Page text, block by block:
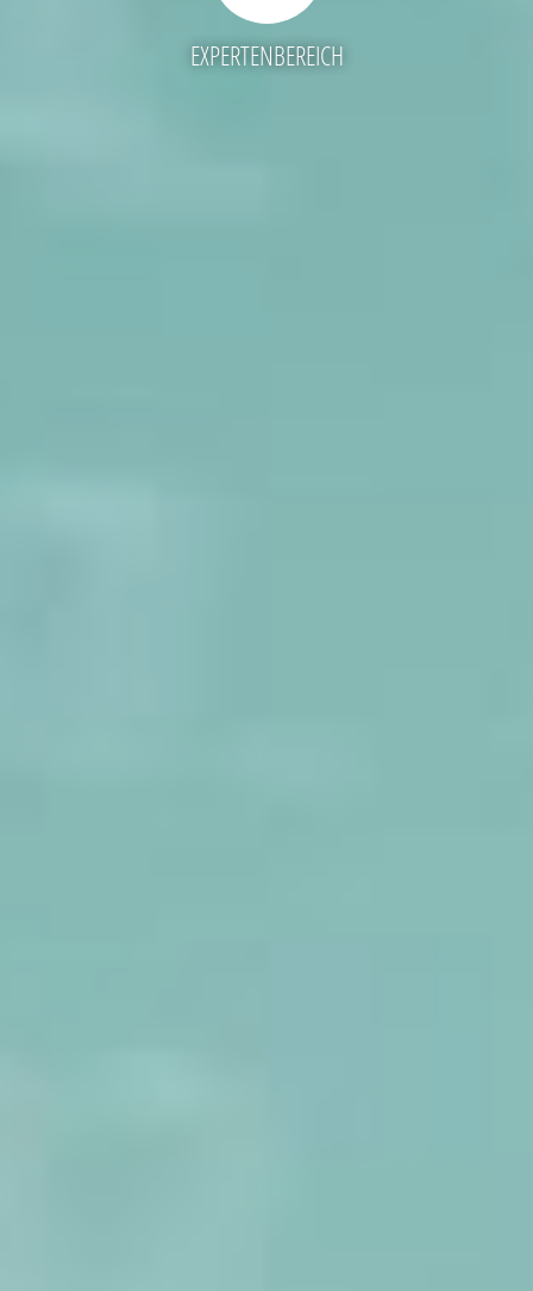
EXPERTENBEREICH